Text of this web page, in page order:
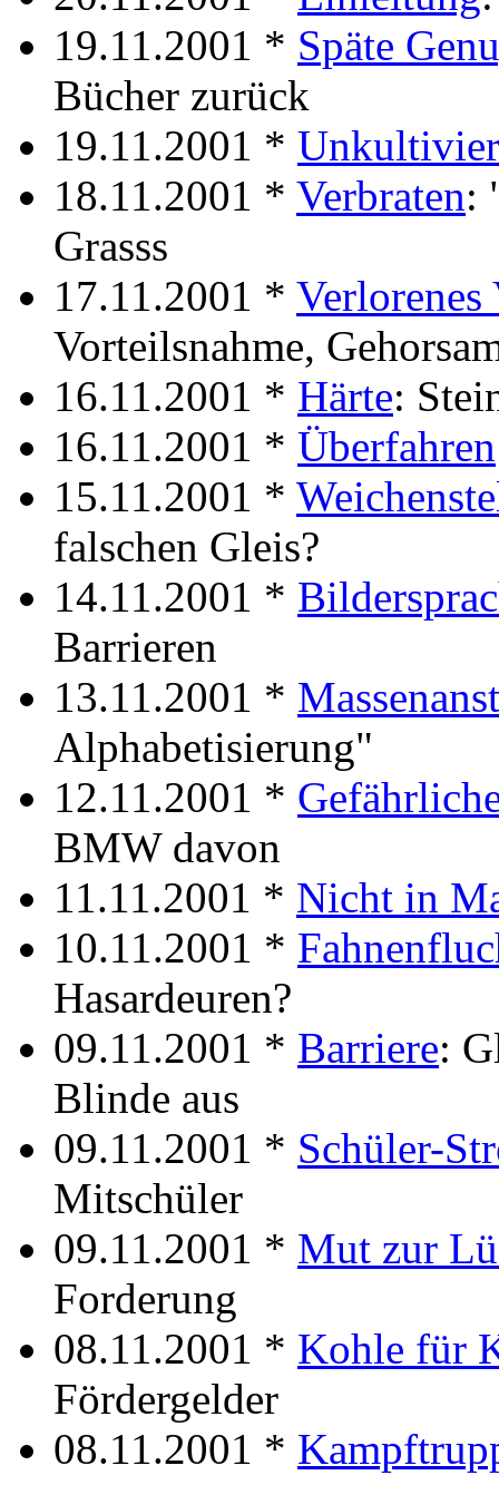
19.11.2001 * Späte
Bücher zurück
19.11.2001 *
18.11.2001 * Verbraten:
Grasss
17.11.2001 * Verlorenes
Vorteilsnahme,
16.11.2001 * Härte:
16.11.2001 * Überfahren
15.11.2001 *
falschen Gleis?
14.11.2001 *
Barrieren
13.11.2001 *
Alphabetisierung"
12.11.2001 *
BMW davon
11.11.2001 * Nicht in
10.11.2001 *
Hasardeuren?
09.11.2001 * Barriere:
Blinde aus
09.11.2001 * Schüler-
Mitschüler
09.11.2001 * Mut zur
Forderung
08.11.2001 * Kohle für
Fördergelder
08.11.2001 *